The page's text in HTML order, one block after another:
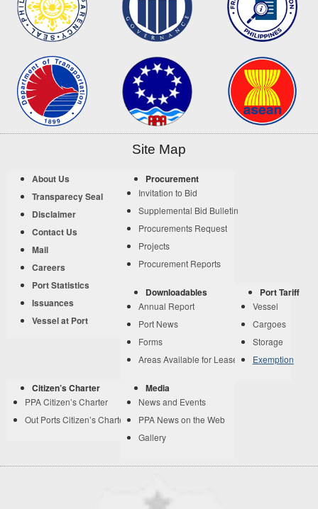
Site Map
About Us
Transparecy Seal
Disclaimer
Contact Us
Mail
Careers
Port Statistics
Issuances
Vessel at Port
Procurement
Invitation to Bid
Supplemental Bid Bulletin
Procurements Request
Projects
Procurement Reports
Downloadables
Annual Report
Port News
Forms
Areas Available for Lease
Port Tariff
Vessel
Cargoes
Storage
Exemption
Citizen’s Charter
PPA Citizen’s Charter
Out Ports Citizen’s Charter
Media
News and Events
PPA News on the Web
Gallery